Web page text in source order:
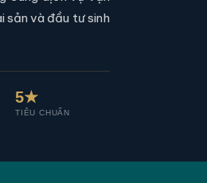
sản và đầu tư sinh
5★
TIÊU CHUẨN